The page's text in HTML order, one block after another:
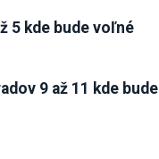
5 kde bude voľné
9 až 11 kde bude